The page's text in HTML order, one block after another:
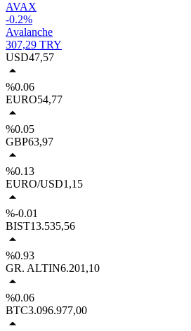
AVAX
-0.2%
Avalanche
307,29 TRY
USD47,57
%0.06
EURO54,77
%0.05
GBP63,97
%0.13
EURO/USD1,15
%-0.01
BIST13.535,56
%0.93
GR. ALTIN6.201,10
%0.06
BTC3.096.977,00